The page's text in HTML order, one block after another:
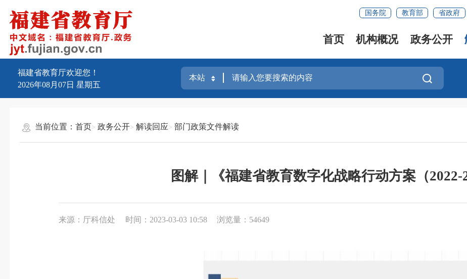
国务院 教育部 省政府
首页 机构概况 政务公开
福建省教育厅欢迎您！
2026年08月07日 星期五
当前位置：首页 政务公开 解读回应 部门政策文件解读
图解｜《福建省教育数字化战略行动方案（2022-
来源：厅科信处 时间：2023-03-03 10:58 浏览量：54649